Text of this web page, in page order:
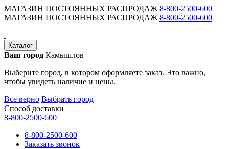
МАГАЗИН ПОСТОЯННЫХ РАСПРОДАЖ 8-800-2500-600
МАГАЗИН ПОСТОЯННЫХ РАСПРОДАЖ 8-800-2500-600
Каталог
Ваш город Камышлов
Выберите город, в котором оформляете заказ. Это важно,
чтобы увидеть наличие и цены.
Все верно Выбрать город
Способ доставки
8-800-2500-600
8-800-2500-600
Заказать звонок